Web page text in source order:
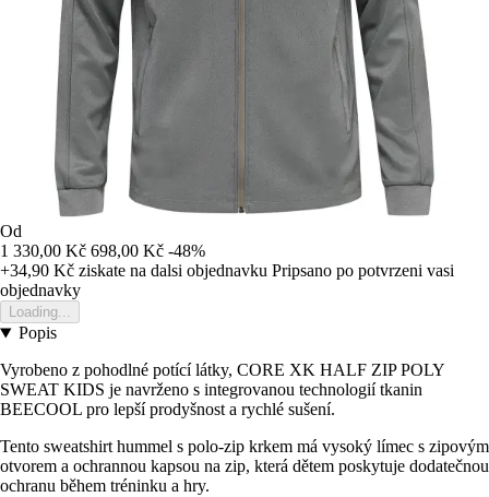
Od
1 330,00 Kč 698,00 Kč -48%
+34,90 Kč ziskate na dalsi objednavku Pripsano po potvrzeni vasi
objednavky
Loading...
Popis
Vyrobeno z pohodlné potící látky, CORE XK HALF ZIP POLY
SWEAT KIDS je navrženo s integrovanou technologií tkanin
BEECOOL pro lepší prodyšnost a rychlé sušení.
Tento sweatshirt hummel s polo-zip krkem má vysoký límec s zipovým
otvorem a ochrannou kapsou na zip, která dětem poskytuje dodatečnou
ochranu během tréninku a hry.